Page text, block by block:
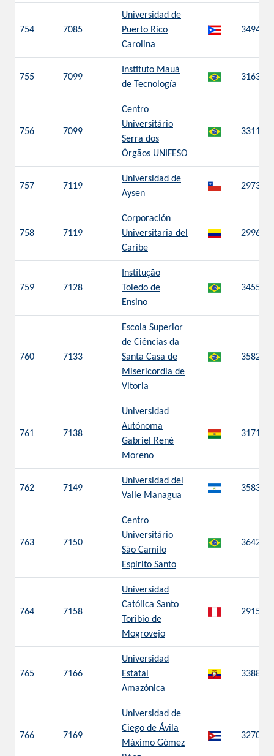
754 7085
Universidad de
Puerto Rico
Carolina
3494
755 7099
Instituto Mauá
de Tecnología
3163
756 7099
Centro
Universitário
Serra dos
Órgãos UNIFESO
3311
757 7119
Universidad de
Aysen
2973
758 7119
Corporación
Universitaria del
Caribe
2996
759 7128
Institução
Toledo de
Ensino
3455
760 7133
Escola Superior
de Ciências da
Santa Casa de
Misericordia de
Vitoria
3582
761 7138
Universidad
Autónoma
Gabriel René
Moreno
3171
762 7149
Universidad del
Valle Managua
3583
763 7150
Centro
Universitário
São Camilo
Espírito Santo
3642
764 7158
Universidad
Católica Santo
Toribio de
Mogrovejo
2915
765 7166
Universidad
Estatal
Amazónica
3388
766 7169
Universidad de
Ciego de Ávila
Máximo Gómez
3270